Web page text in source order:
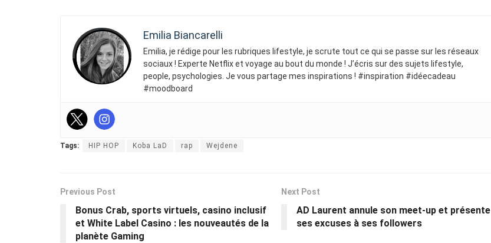
Emilia Biancarelli
Emilia, je rédige pour les rubriques lifestyle, je scrute tout ce qui se passe sur les réseaux
sociaux ! Experte Netflix et voyage au bout du monde ! J’écris sur des sujets lifestyle,
people, psychologies. Je vous partage mes inspirations ! #inspiration #idéecadeau
#moodboard
Tags: HIP HOP Koba LaD rap Wejdene
Previous Post
Bonus Crab, sports virtuels, casino inclusif
et White Label Casino : les nouveautés de la
planète Gaming
Next Post
AD Laurent annule son meet-up et présente
ses excuses à ses followers